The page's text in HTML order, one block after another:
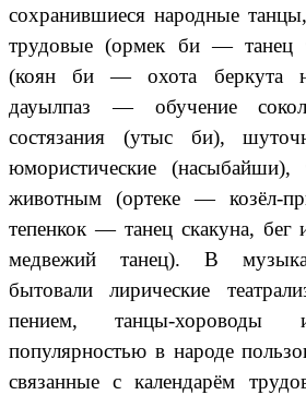
сохранившиеся народные
трудовые (ормек би — танец
(коян би — охота беркута
дауылпаз — обучение
состязания (утыс би),
юмористические (насыбайши),
животным (ортеке — козёл-
тепенкок — танец скакуна,
медвежий танец). В
бытовали лирические
пением, танцы-
популярностью в народе
связанные с календарём